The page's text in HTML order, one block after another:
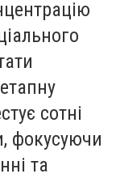
сотні
фокусуючи
та